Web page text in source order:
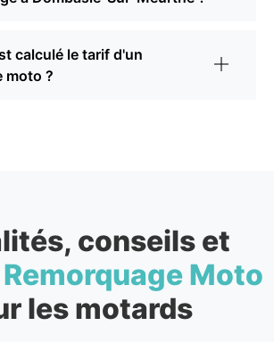
calculé le tarif d'un
moto ?
conseils et
Remorquage Moto
les motards